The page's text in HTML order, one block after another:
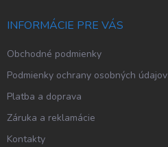
INFORMÁCIE PRE VÁS
Obchodné podmienky
Podmienky ochrany osobných údajov
Platba a doprava
Záruka a reklamácie
Kontakty